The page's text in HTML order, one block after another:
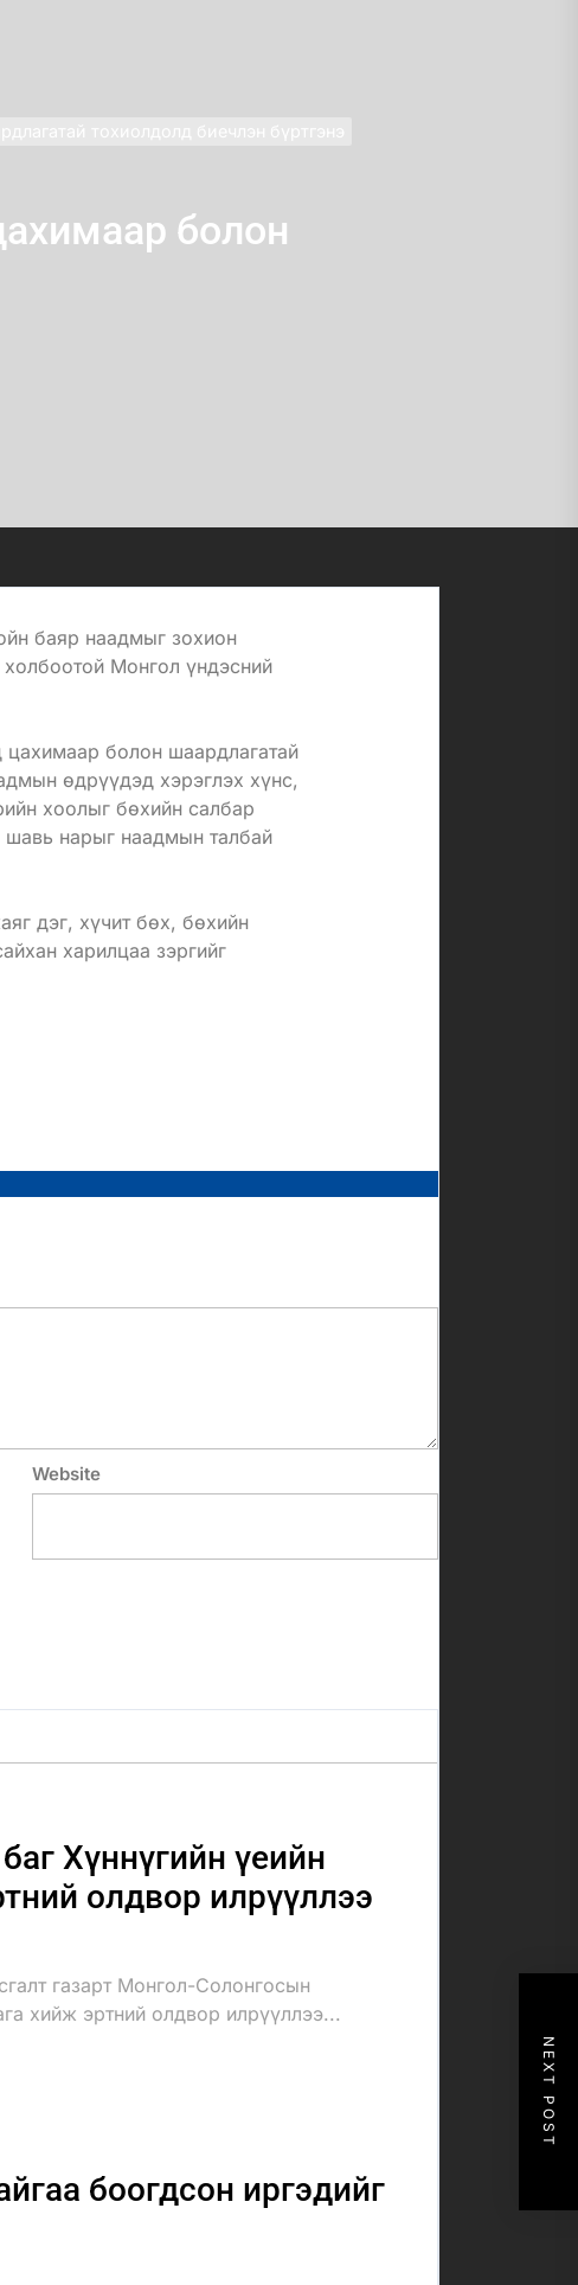
болон
баяр наадмыг зохион
Монгол үндэсний
болон шаардлагатай
өдрүүдэд хэрэглэх хүнс,
хоолыг бөхийн салбар
шавь нарыг наадмын талбай
дэг, хүчит бөх, бөхийн
харилцаа зэргийг
Website
NEXT POST
Хүннүгийн үеийн
олдвор илрүүллээ
газарт Монгол-Солонгосын
хийж эртний олдвор илрүүллээ...
боогдсон иргэдийг